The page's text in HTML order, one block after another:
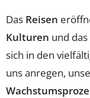
Das Reisen
Kulturen und
sich in den
uns anregen,